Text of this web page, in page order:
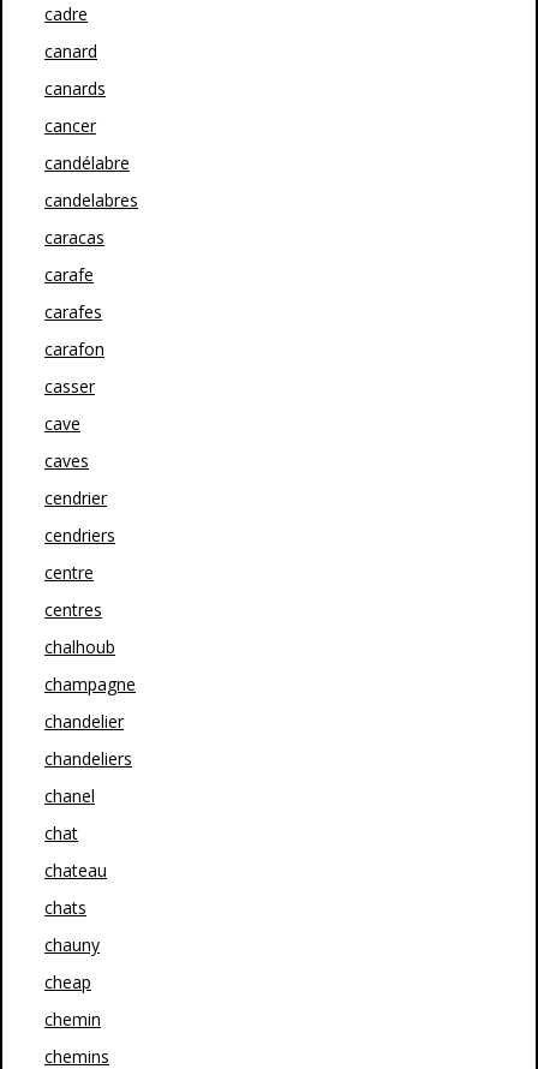
cadre
canard
canards
cancer
candélabre
candelabres
caracas
carafe
carafes
carafon
casser
cave
caves
cendrier
cendriers
centre
centres
chalhoub
champagne
chandelier
chandeliers
chanel
chat
chateau
chats
chauny
cheap
chemin
chemins